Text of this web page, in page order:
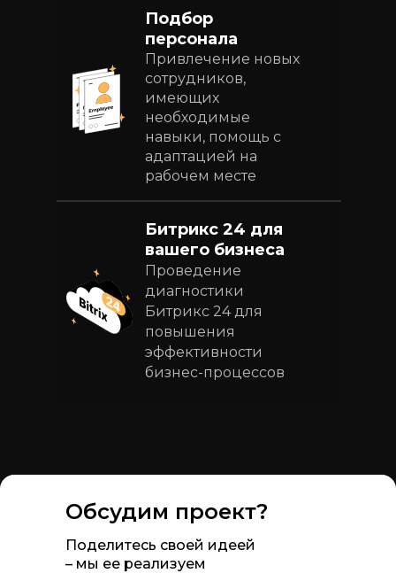
Подбор
персонала
Привлечение новых
сотрудников,
имеющих
необходимые
навыки, помощь с
адаптацией на
рабочем месте
Битрикс 24 для
вашего бизнеса
Проведение
диагностики
Битрикс 24 для
повышения
эффективности
бизнес-процессов
Обсудим проект?
Поделитесь своей идеей
– мы ее реализуем